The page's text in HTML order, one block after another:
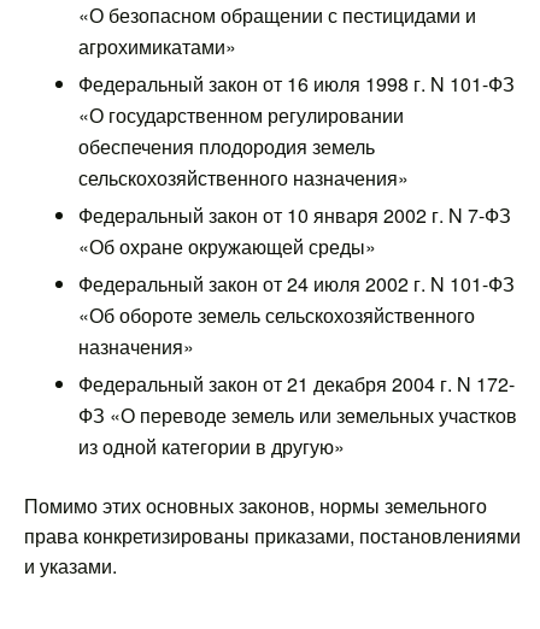
«О безопасном обращении с пестицидами и
агрохимикатами»
Федеральный закон от 16 июля 1998 г. N 101-ФЗ
«О государственном регулировании
обеспечения плодородия земель
сельскохозяйственного назначения»
Федеральный закон от 10 января 2002 г. N 7-ФЗ
«Об охране окружающей среды»
Федеральный закон от 24 июля 2002 г. N 101-ФЗ
«Об обороте земель сельскохозяйственного
назначения»
Федеральный закон от 21 декабря 2004 г. N 172-
ФЗ «О переводе земель или земельных участков
из одной категории в другую»
Помимо этих основных законов, нормы земельного
права конкретизированы приказами, постановлениями
и указами.